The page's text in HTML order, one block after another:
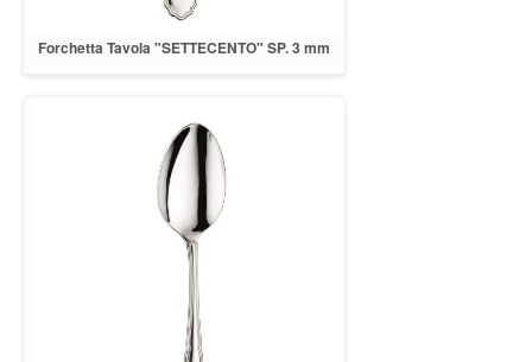
Forchetta Tavola "SETTECENTO" SP. 3 mm